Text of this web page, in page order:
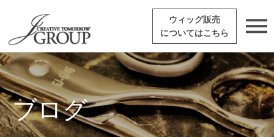
ウィッグ販売
についてはこちら
ブログ